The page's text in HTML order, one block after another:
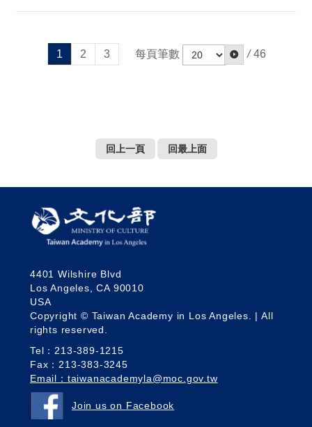
1 2 3 每頁筆數 / 46
回上一頁 回最上面
4401 Wilshire Blvd
Los Angeles, CA 90010
USA
Copyright © Taiwan Academy in Los Angeles. | All
rights reserved.
Tel：213-389-1215
Fax：213-383-3245
Email：taiwanacademyla@moc.gov.tw
Join us on Facebook